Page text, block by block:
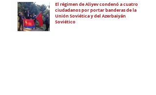
El régimen de Aliyev condenó a cuatro
ciudadanos por portar banderas de la
Unión Soviética y del Azerbaiyán
Soviético